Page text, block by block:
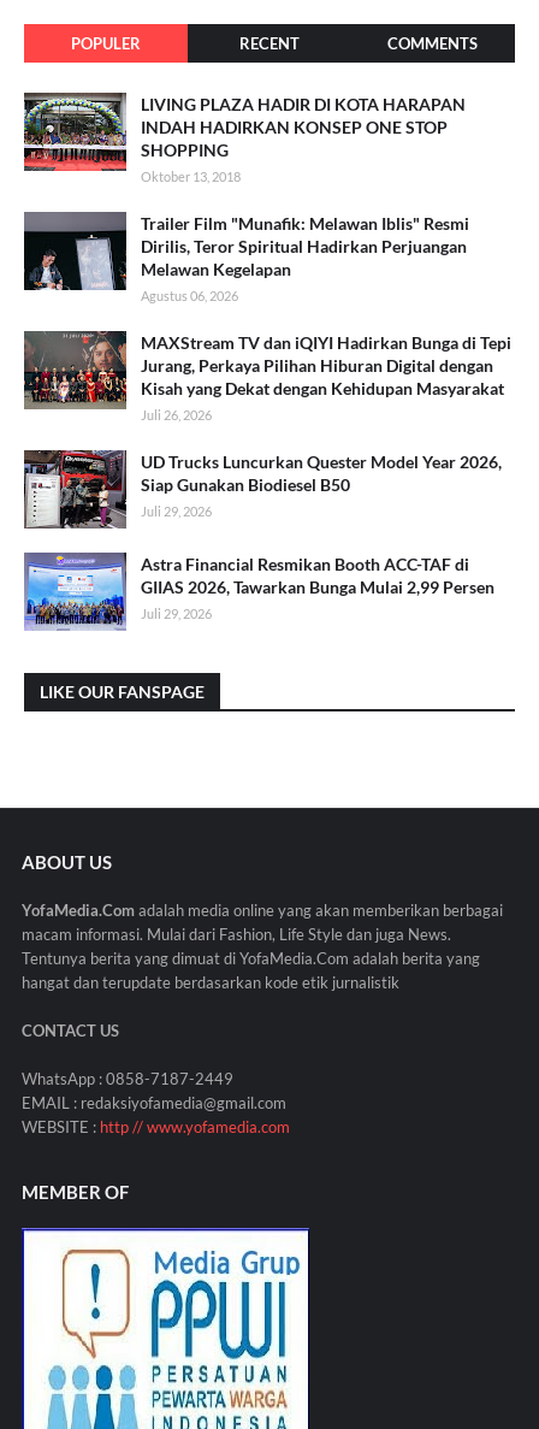
POPULER RECENT COMMENTS
LIVING PLAZA HADIR DI KOTA HARAPAN
INDAH HADIRKAN KONSEP ONE STOP
SHOPPING
Oktober 13, 2018
Trailer Film "Munafik: Melawan Iblis" Resmi
Dirilis, Teror Spiritual Hadirkan Perjuangan
Melawan Kegelapan
Agustus 06, 2026
MAXStream TV dan iQIYI Hadirkan Bunga di Tepi
Jurang, Perkaya Pilihan Hiburan Digital dengan
Kisah yang Dekat dengan Kehidupan Masyarakat
Juli 26, 2026
UD Trucks Luncurkan Quester Model Year 2026,
Siap Gunakan Biodiesel B50
Juli 29, 2026
Astra Financial Resmikan Booth ACC-TAF di
GIIAS 2026, Tawarkan Bunga Mulai 2,99 Persen
Juli 29, 2026
LIKE OUR FANSPAGE
ABOUT US
YofaMedia.Comadalah media online yang akan memberikan berbagai
macam informasi. Mulai dari Fashion, Life Style dan juga News.
Tentunya berita yang dimuat di YofaMedia.Com adalah berita yang
hangat dan terupdate berdasarkan kode etik jurnalistik
CONTACT US
WhatsApp : 0858-7187-2449
EMAIL : redaksiyofamedia@gmail.com
WEBSITE : http // www.yofamedia.com
MEMBER OF